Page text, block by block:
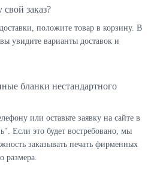
заказ?
положите товар в корзину. В
увидите варианты доставок и
бланки нестандартного
или оставьте заявку на сайте в
Если это будет востребовано, мы
заказывать печать фирменных
размера.